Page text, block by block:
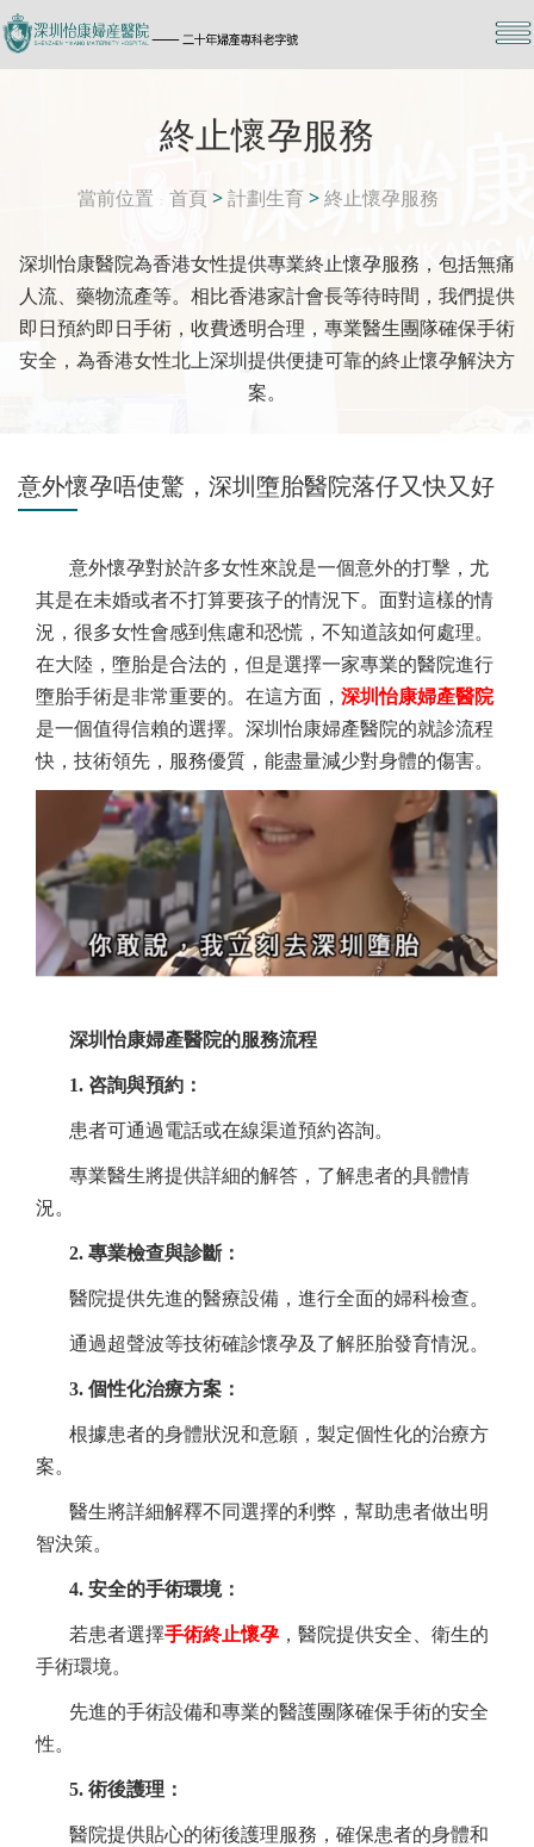
終止懷孕服務
當前位置 首頁 >計劃生育>終止懷孕服務
深圳怡康醫院為香港女性提供專業終止懷孕服務，包括無痛
人流、藥物流產等。相比香港家計會長等待時間，我們提供
即日預約即日手術，收費透明合理，專業醫生團隊確保手術
安全，為香港女性北上深圳提供便捷可靠的終止懷孕解決方
案。
意外懷孕唔使驚，深圳墮胎醫院落仔又快又好
意外懷孕對於許多女性來說是一個意外的打擊，尤
其是在未婚或者不打算要孩子的情況下。面對這樣的情
況，很多女性會感到焦慮和恐慌，不知道該如何處理。
在大陸，墮胎是合法的，但是選擇一家專業的醫院進行
墮胎手術是非常重要的。在這方面， 深圳怡康婦產醫院
是一個值得信賴的選擇。 深圳怡康婦產醫院的就診流程
快，技術領先，服務優質，能盡量減少對身體的傷害。
深圳怡康婦產醫院的服務流程
1. 咨詢與預約：
患者可通過電話或在線渠道預約咨詢。
專業醫生將提供詳細的解答，了解患者的具體情
況。
2. 專業檢查與診斷：
醫院提供先進的醫療設備，進行全面的婦科檢查。
通過超聲波等技術確診懷孕及了解胚胎發育情況。
3. 個性化治療方案：
根據患者的身體狀況和意願，製定個性化的治療方
案。
醫生將詳細解釋不同選擇的利弊，幫助患者做出明
智決策。
4. 安全的手術環境：
若患者選擇手術終止懷孕 ，醫院提供安全、衛生的
手術環境。
先進的手術設備和專業的醫護團隊確保手術的安全
性。
5. 術後護理：
醫院提供貼心的術後護理服務，確保患者的身體和